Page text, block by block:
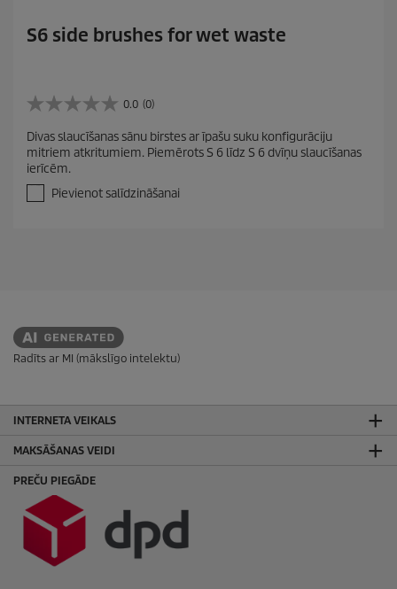
S6 side brushes for wet waste
0.0 (0)
0
0
n
o
z
t
ē
m
Divas slaucīšanas sānu birstes ar īpašu suku konfigurāciju
mitriem atkritumiem. Piemērots S 6 līdz S 6 dvīņu slaucīšanas
ierīcēm.
Pievienot salīdzināšanai
Radīts ar MI (mākslīgo intelektu)
INTERNETA VEIKALS
MAKSĀŠANAS VEIDI
PREČU PIEGĀDE